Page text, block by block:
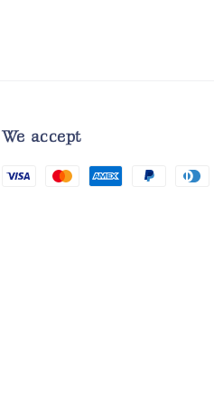
We accept